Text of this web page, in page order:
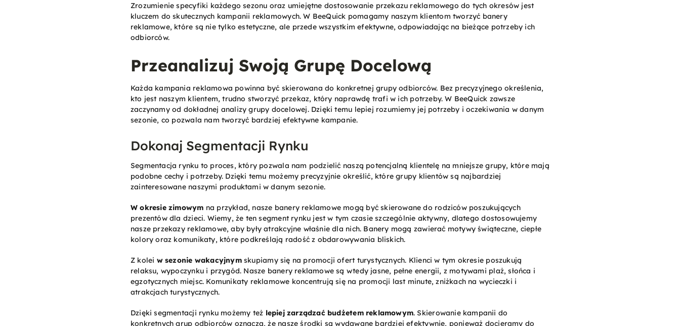
Zrozumienie specyfiki każdego sezonu oraz umiejętne dostosowanie przekazu reklamowego do tych okresów jest
kluczem do skutecznych kampanii reklamowych. W BeeQuick pomagamy naszym klientom tworzyć banery
reklamowe, które są nie tylko estetyczne, ale przede wszystkim efektywne, odpowiadając na bieżące potrzeby ich
odbiorców.
Przeanalizuj Swoją Grupę Docelową
Każda kampania reklamowa powinna być skierowana do konkretnej grupy odbiorców. Bez precyzyjnego określenia,
kto jest naszym klientem, trudno stworzyć przekaz, który naprawdę trafi w ich potrzeby. W BeeQuick zawsze
zaczynamy od dokładnej analizy grupy docelowej. Dzięki temu lepiej rozumiemy jej potrzeby i oczekiwania w danym
sezonie, co pozwala nam tworzyć bardziej efektywne kampanie.
Dokonaj Segmentacji Rynku
Segmentacja rynku to proces, który pozwala nam podzielić naszą potencjalną klientelę na mniejsze grupy, które mają
podobne cechy i potrzeby. Dzięki temu możemy precyzyjnie określić, które grupy klientów są najbardziej
zainteresowane naszymi produktami w danym sezonie.
W okresie zimowym na przykład, nasze banery reklamowe mogą być skierowane do rodziców poszukujących
prezentów dla dzieci. Wiemy, że ten segment rynku jest w tym czasie szczególnie aktywny, dlatego dostosowujemy
nasze przekazy reklamowe, aby były atrakcyjne właśnie dla nich. Banery mogą zawierać motywy świąteczne, ciepłe
kolory oraz komunikaty, które podkreślają radość z obdarowywania bliskich.
Z kolei w sezonie wakacyjnymskupiamy się na promocji ofert turystycznych. Klienci w tym okresie poszukują
relaksu, wypoczynku i przygód. Nasze banery reklamowe są wtedy jasne, pełne energii, z motywami plaż, słońca i
egzotycznych miejsc. Komunikaty reklamowe koncentrują się na promocji last minute, zniżkach na wycieczki i
atrakcjach turystycznych.
Dzięki segmentacji rynku możemy też lepiej zarządzać budżetem reklamowym. Skierowanie kampanii do
konkretnych grup odbiorców oznacza, że nasze środki są wydawane bardziej efektywnie, ponieważ docieramy do